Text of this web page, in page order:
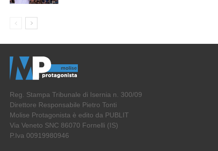
Reg. Stampa Tribunale di Isernia n. 300/09
Direttore Responsabile Pietro Tonti
Molise Protagonista è edito da PUBLIT
Via Veneto SNC 86070 Fornelli (IS)
P.Iva 00919980946